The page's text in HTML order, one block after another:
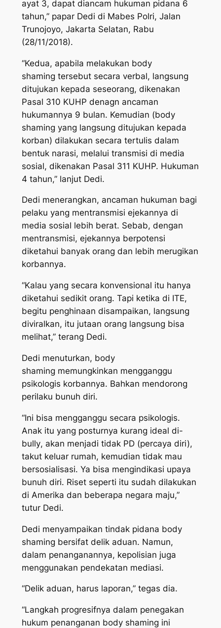
ayat 3, dapat diancam hukuman pidana 6
tahun,” papar Dedi di Mabes Polri, Jalan
Trunojoyo, Jakarta Selatan, Rabu
(28/11/2018).
“Kedua, apabila melakukan body
shaming tersebut secara verbal, langsung
ditujukan kepada seseorang, dikenakan
Pasal 310 KUHP denagn ancaman
hukumannya 9 bulan. Kemudian (body
shaming yang langsung ditujukan kepada
korban) dilakukan secara tertulis dalam
bentuk narasi, melalui transmisi di media
sosial, dikenakan Pasal 311 KUHP. Hukuman
4 tahun,” lanjut Dedi.
Dedi menerangkan, ancaman hukuman bagi
pelaku yang mentransmisi ejekannya di
media sosial lebih berat. Sebab, dengan
mentransmisi, ejekannya berpotensi
diketahui banyak orang dan lebih merugikan
korbannya.
“Kalau yang secara konvensional itu hanya
diketahui sedikit orang. Tapi ketika di ITE,
begitu penghinaan disampaikan, langsung
diviralkan, itu jutaan orang langsung bisa
melihat,” terang Dedi.
Dedi menuturkan, body
shaming memungkinkan mengganggu
psikologis korbannya. Bahkan mendorong
perilaku bunuh diri.
“Ini bisa mengganggu secara psikologis.
Anak itu yang posturnya kurang ideal di-
bully, akan menjadi tidak PD (percaya diri),
takut keluar rumah, kemudian tidak mau
bersosialisasi. Ya bisa mengindikasi upaya
bunuh diri. Riset seperti itu sudah dilakukan
di Amerika dan beberapa negara maju,”
tutur Dedi.
Dedi menyampaikan tindak pidana body
shaming bersifat delik aduan. Namun,
dalam penanganannya, kepolisian juga
menggunakan pendekatan mediasi.
“Delik aduan, harus laporan,” tegas dia.
“Langkah progresifnya dalam penegakan
hukum penanganan body shaming ini